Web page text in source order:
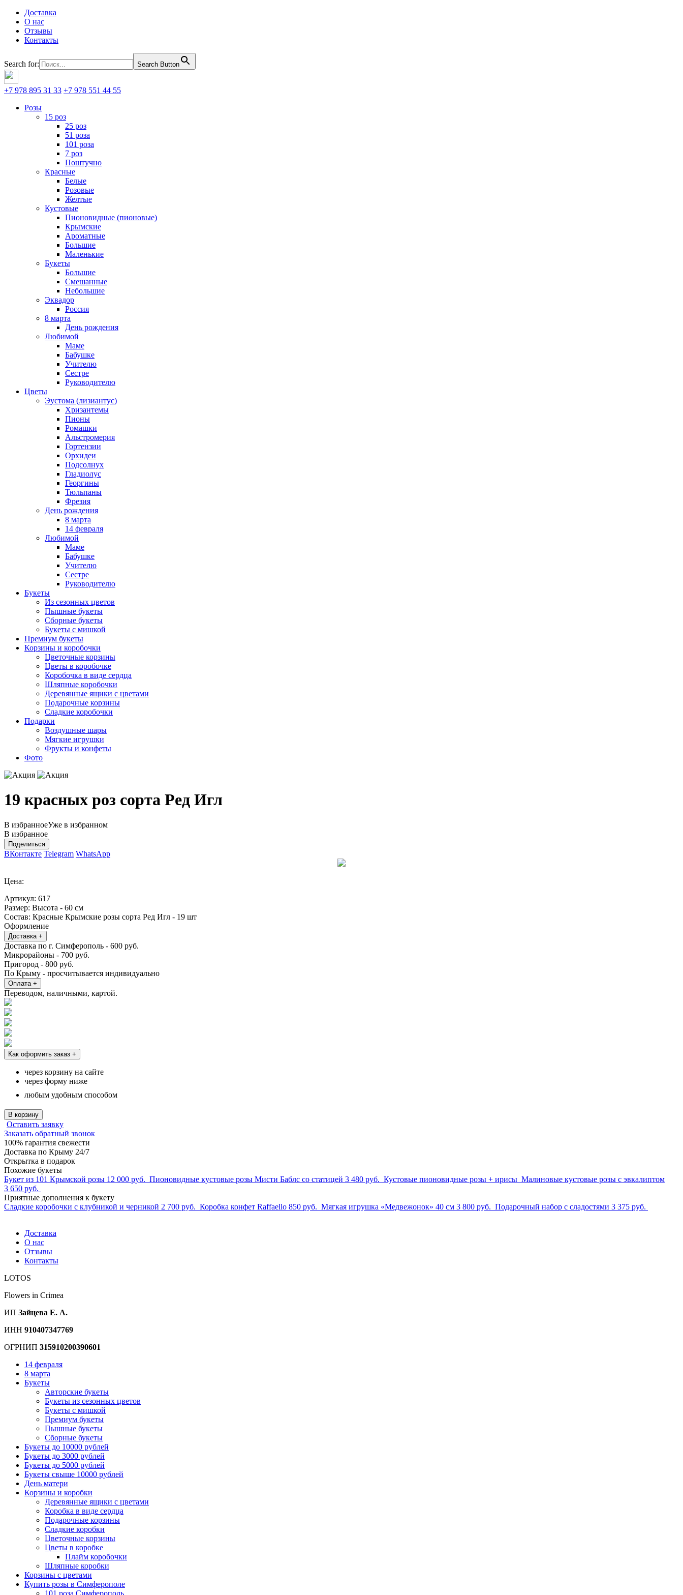
Доставка
О нас
Отзывы
Контакты
Search for: Search Button
+7 978 895 31 33 +7 978 551 44 55
Розы
15 роз
25 роз
51 роза
101 роза
7 роз
Поштучно
Красные
Белые
Розовые
Желтые
Кустовые
Пионовидные (пионовые)
Крымские
Ароматные
Большие
Маленькие
Букеты
Большие
Смешанные
Небольшие
Эквадор
Россия
8 марта
День рождения
Любимой
Маме
Бабушке
Учителю
Сестре
Руководителю
Цветы
Эустома (лизиантус)
Хризантемы
Пионы
Ромашки
Альстромерия
Гортензии
Орхидеи
Подсолнух
Гладиолус
Георгины
Тюльпаны
Фрезия
День рождения
8 марта
14 февраля
Любимой
Маме
Бабушке
Учителю
Сестре
Руководителю
Букеты
Из сезонных цветов
Пышные букеты
Сборные букеты
Букеты с мишкой
Премиум букеты
Корзины и коробочки
Цветочные корзины
Цветы в коробочке
Коробочка в виде сердца
Шляпные коробочки
Деревянные ящики с цветами
Подарочные корзины
Сладкие коробочки
Подарки
Воздушные шары
Мягкие игрушки
Фрукты и конфеты
Фото
19 красных роз сорта Ред Игл
В избранноеУже в избранном
В избранное
Поделиться
ВКонтакте Telegram WhatsApp
Цена:
Артикул: 617
Размер: Высота - 60 см
Состав: Красные Крымские розы сорта Ред Игл - 19 шт
Оформление
Доставка +
Доставка по г. Симферополь - 600 руб.
Микрорайоны - 700 руб.
Пригород - 800 руб.
По Крыму - просчитывается индивидуально
Оплата +
Переводом, наличными, картой.
Как оформить заказ +
через корзину на сайте
через форму ниже
любым удобным способом
В корзину
Оставить заявку
Заказать обратный звонок
100% гарантия свежести
Доставка по Крыму 24/7
Открытка в подарок
Похожие букеты
Букет из 101 Крымской розы 12 000 руб. Пионовидные кустовые розы Мисти Баблс со статицей 3 480 руб. Кустовые пионовидные розы + ирисы Малиновые кустовые розы с эвкалиптом
3 650 руб.
Приятные дополнения к букету
Сладкие коробочки с клубникой и черникой 2 700 руб. Коробка конфет Raffaello 850 руб. Мягкая игрушка «Медвежонок» 40 см 3 800 руб. Подарочный набор с сладостями 3 375 руб.
Доставка
О нас
Отзывы
Контакты
LOTOS
Flowers in Crimea
ИП Зайцева Е. А.
ИНН 910407347769
ОГРНИП 315910200390601
14 февраля
8 марта
Букеты
Авторские букеты
Букеты из сезонных цветов
Букеты с мишкой
Премиум букеты
Пышные букеты
Сборные букеты
Букеты до 10000 рублей
Букеты до 3000 рублей
Букеты до 5000 рублей
Букеты свыше 10000 рублей
День матери
Корзины и коробки
Деревянные ящики с цветами
Коробка в виде сердца
Подарочные корзины
Сладкие коробки
Цветочные корзины
Цветы в коробке
Плайм коробочки
Шляпные коробки
Корзины с цветами
Купить розы в Симферополе
101 роза Симферополь